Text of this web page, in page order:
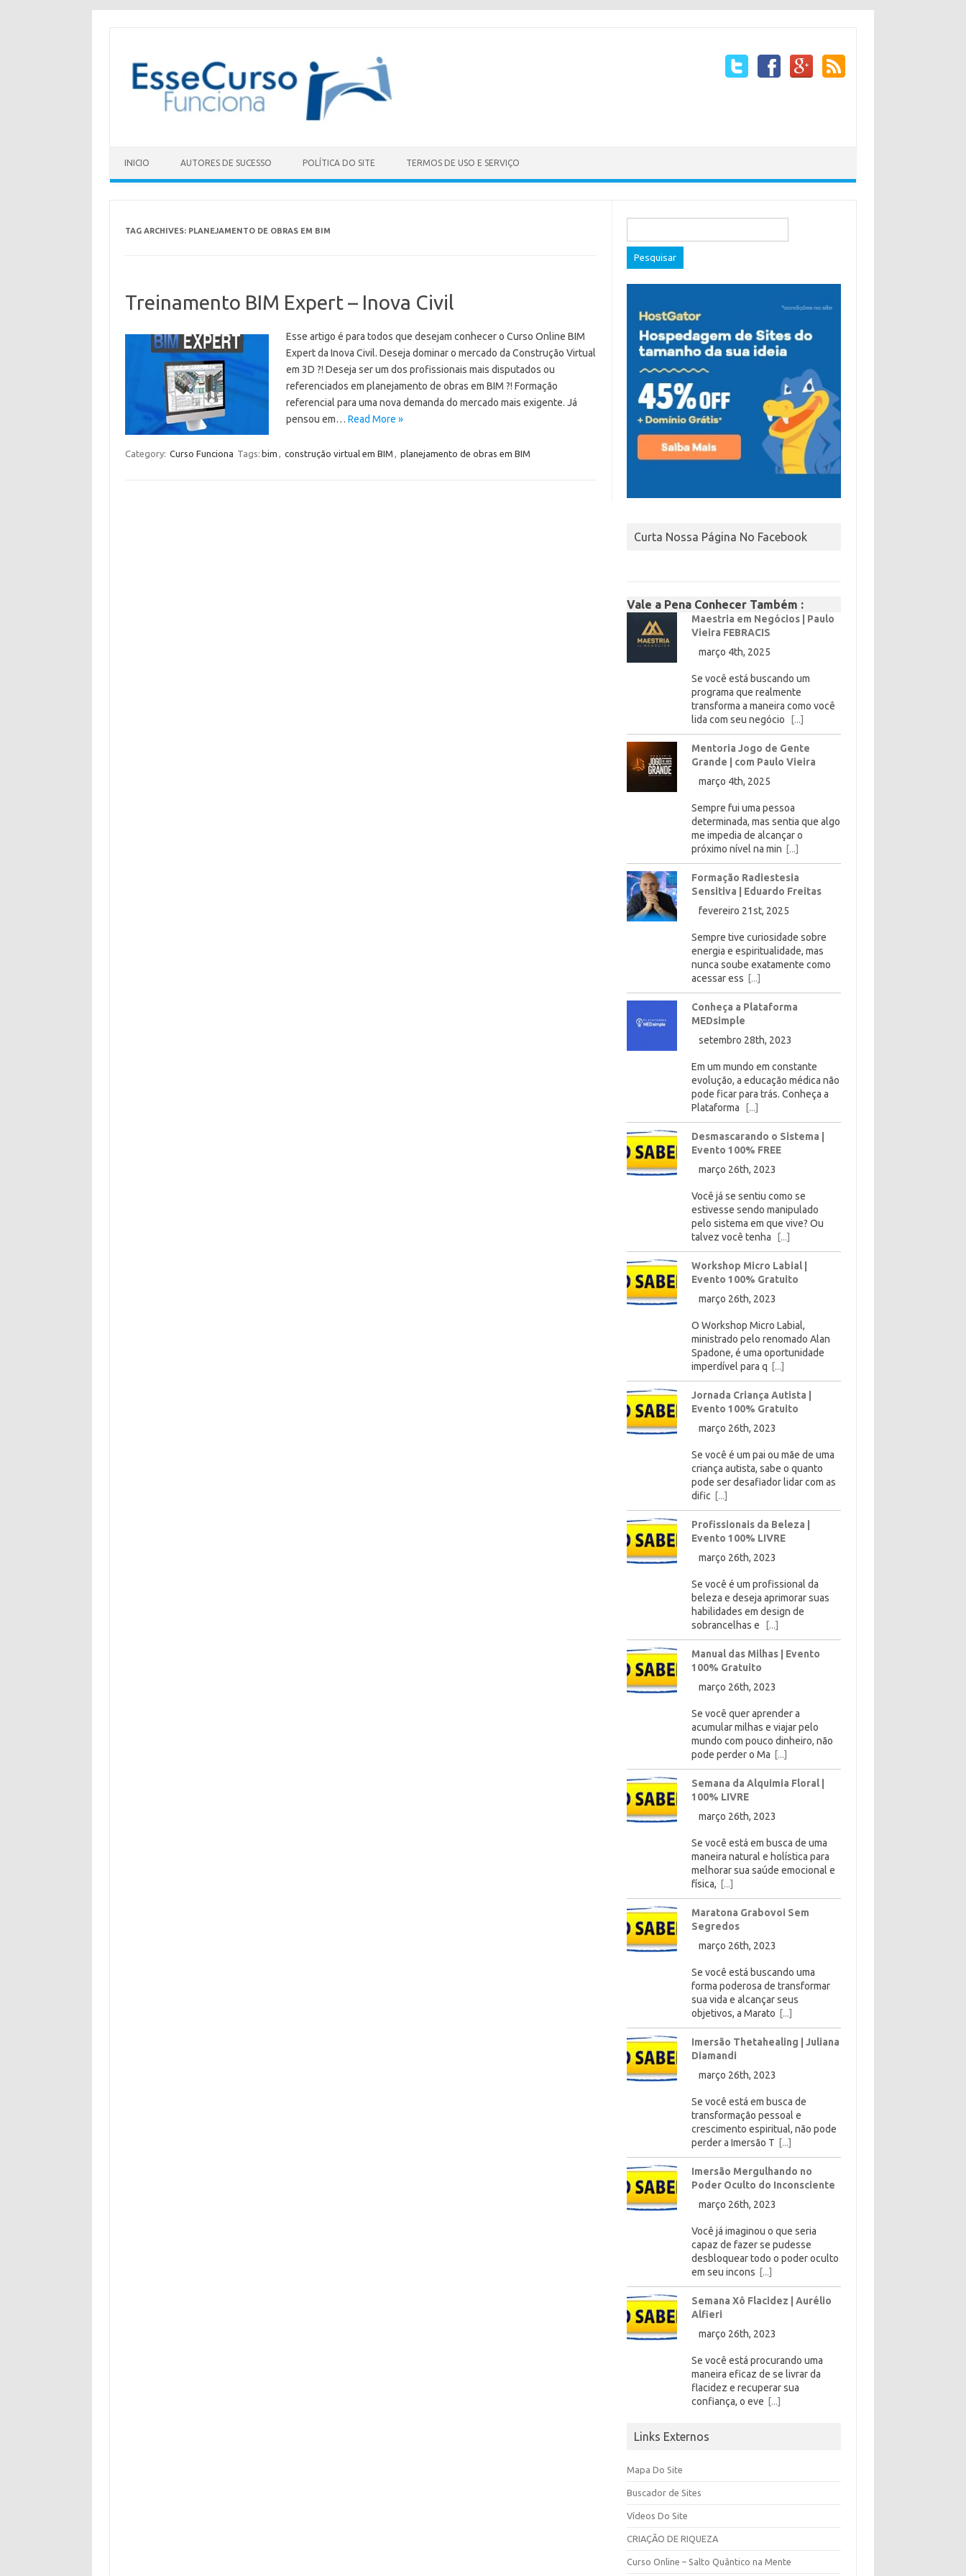
INICIO AUTORES DE SUCESSO POLÍTICA DO SITE TERMOS DE USO E SERVIÇO
TAG ARCHIVES: PLANEJAMENTO DE OBRAS EM BIM
Treinamento BIM Expert – Inova Civil
Esse artigo é para todos que desejam conhecer o Curso Online BIM
Expert da Inova Civil. Deseja dominar o mercado da Construção Virtual
em 3D ?! Deseja ser um dos profissionais mais disputados ou
referenciados em planejamento de obras em BIM ?! Formação
referencial para uma nova demanda do mercado mais exigente. Já
pensou em… Read More »
Category: Curso Funciona Tags: bim , construção virtual em BIM , planejamento de obras em BIM
por:
Curta Nossa Página No Facebook
Vale a Pena Conhecer Também :
Maestria em Negócios | Paulo
Vieira FEBRACIS
março 4th, 2025
Se você está buscando um
programa que realmente
transforma a maneira como você
lida com seu negócio
[...]
Mentoria Jogo de Gente
Grande | com Paulo Vieira
março 4th, 2025
Sempre fui uma pessoa
determinada, mas sentia que algo
me impedia de alcançar o
próximo nível na min [...]
Formação Radiestesia
Sensitiva | Eduardo Freitas
fevereiro 21st, 2025
Sempre tive curiosidade sobre
energia e espiritualidade, mas
nunca soube exatamente como
acessar ess [...]
Conheça a Plataforma
MEDsimple
setembro 28th, 2023
Em um mundo em constante
evolução, a educação médica não
pode ficar para trás. Conheça a
Plataforma
[...]
Desmascarando o Sistema |
Evento 100% FREE
março 26th, 2023
Você já se sentiu como se
estivesse sendo manipulado
pelo sistema em que vive? Ou
talvez você tenha
[...]
Workshop Micro Labial |
Evento 100% Gratuito
março 26th, 2023
O Workshop Micro Labial,
ministrado pelo renomado Alan
Spadone, é uma oportunidade
imperdível para q [...]
Jornada Criança Autista |
Evento 100% Gratuito
março 26th, 2023
Se você é um pai ou mãe de uma
criança autista, sabe o quanto
pode ser desafiador lidar com as
dific [...]
Profissionais da Beleza |
Evento 100% LIVRE
março 26th, 2023
Se você é um profissional da
beleza e deseja aprimorar suas
habilidades em design de
sobrancelhas e
[...]
Manual das Milhas | Evento
100% Gratuito
março 26th, 2023
Se você quer aprender a
acumular milhas e viajar pelo
mundo com pouco dinheiro, não
pode perder o Ma [...]
Semana da Alquimia Floral |
100% LIVRE
março 26th, 2023
Se você está em busca de uma
maneira natural e holística para
melhorar sua saúde emocional e
física, [...]
Maratona Grabovoi Sem
Segredos
março 26th, 2023
Se você está buscando uma
forma poderosa de transformar
sua vida e alcançar seus
objetivos, a Marato [...]
Imersão Thetahealing | Juliana
Diamandi
março 26th, 2023
Se você está em busca de
transformação pessoal e
crescimento espiritual, não pode
perder a Imersão T [...]
Imersão Mergulhando no
Poder Oculto do Inconsciente
março 26th, 2023
Você já imaginou o que seria
capaz de fazer se pudesse
desbloquear todo o poder oculto
em seu incons [...]
Semana Xô Flacidez | Aurélio
Alfieri
março 26th, 2023
Se você está procurando uma
maneira eficaz de se livrar da
flacidez e recuperar sua
confiança, o eve [...]
Links Externos
Mapa Do Site
Buscador de Sites
Vídeos Do Site
CRIAÇÃO DE RIQUEZA
Curso Online – Salto Quântico na Mente